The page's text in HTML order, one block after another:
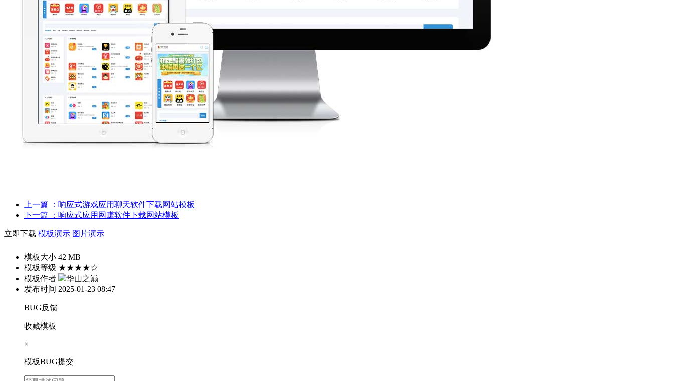
上一篇
：响应式游戏应用聊天软件下载网站模板
下一篇
：响应式应用网赚软件下载网站模板
立即下载 模板演示 图片演示
模板大小 42 MB
模板等级 ★★★★☆
模板作者
华山之巅
发布时间 2025-01-23 08:47
BUG反馈
收藏模板
×
模板BUG提交